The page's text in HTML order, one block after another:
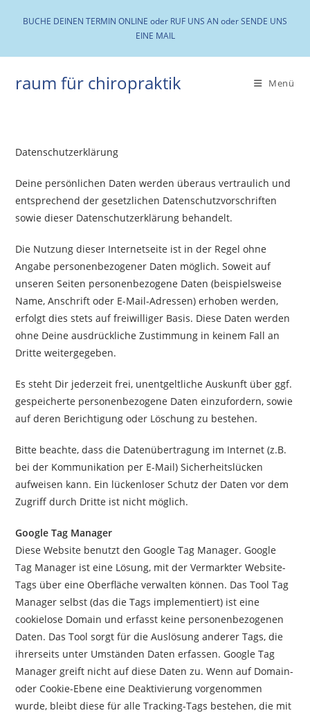
InhaltBUCHE DEINEN TERMIN ONLINE oder RUF UNS AN oder SENDE UNS
EINE MAIL
raum für chiropraktik Menü
Datenschutzerklärung
Deine persönlichen Daten werden überaus vertraulich und
entsprechend der gesetzlichen Datenschutzvorschriften
sowie dieser Datenschutzerklärung behandelt.
Die Nutzung dieser Internetseite ist in der Regel ohne
Angabe personenbezogener Daten möglich. Soweit auf
unseren Seiten personenbezogene Daten (beispielsweise
Name, Anschrift oder E-Mail-Adressen) erhoben werden,
erfolgt dies stets auf freiwilliger Basis. Diese Daten werden
ohne Deine ausdrückliche Zustimmung in keinem Fall an
Dritte weitergegeben.
Es steht Dir jederzeit frei, unentgeltliche Auskunft über ggf.
gespeicherte personenbezogene Daten einzufordern, sowie
auf deren Berichtigung oder Löschung zu bestehen.
Bitte beachte, dass die Datenübertragung im Internet (z.B.
bei der Kommunikation per E-Mail) Sicherheitslücken
aufweisen kann. Ein lückenloser Schutz der Daten vor dem
Zugriff durch Dritte ist nicht möglich.
Google Tag Manager
Diese Website benutzt den Google Tag Manager. Google
Tag Manager ist eine Lösung, mit der Vermarkter Website-
Tags über eine Oberfläche verwalten können. Das Tool Tag
Manager selbst (das die Tags implementiert) ist eine
cookielose Domain und erfasst keine personenbezogenen
Daten. Das Tool sorgt für die Auslösung anderer Tags, die
ihrerseits unter Umständen Daten erfassen. Google Tag
Manager greift nicht auf diese Daten zu. Wenn auf Domain-
oder Cookie-Ebene eine Deaktivierung vorgenommen
wurde, bleibt diese für alle Tracking-Tags bestehen, die mit